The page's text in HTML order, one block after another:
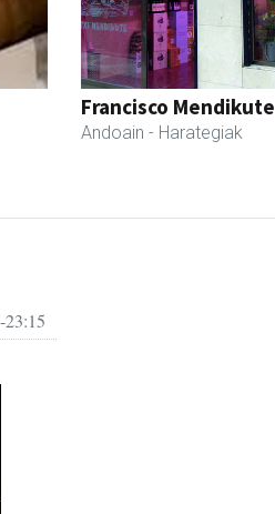
Francisco Mendikute
Andoain - Harategiak
23:15